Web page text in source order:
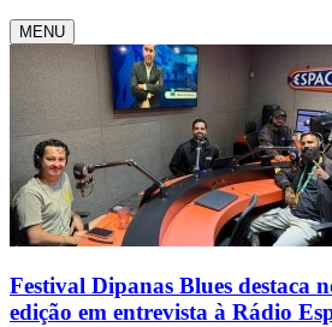
MENU
Festival Dipanas Blues destaca
edição em entrevista à Rádio